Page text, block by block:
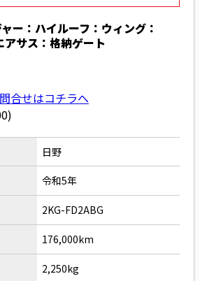
ー：ハイルーフ：ウィング：
サス：格納ゲート
合せはコチラへ
日野
令和5年
2KG-FD2ABG
176,000km
2,250kg